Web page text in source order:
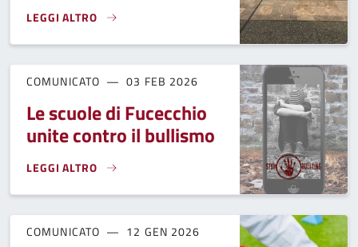
LEGGI ALTRO
QUANDO LA DANZA DIVENTA MESSAGGIO: GRANDE
COMUNICATO 03 FEB 2026
Le scuole di Fucecchio
unite contro il bullismo
LEGGI ALTRO
LE SCUOLE DI FUCECCHIO UNITE CONTRO IL BULLISMO}
COMUNICATO 12 GEN 2026